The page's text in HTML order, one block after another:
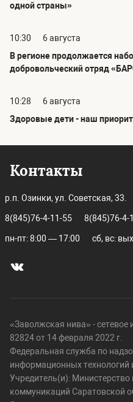
одной страны»
10:30
6 августа
В регионе продолжается
добровольческий отряд
10:28
6 августа
Здоровые дети - наш
Контакты
р.п. Озинки, ул. Советская, 33.
8(845)76-4-11-55 8(845)76-4-
пн-пт: 8:00 — 17:00 сб, вс:
«Заволжская нива» -
82824 от 14 февраля 2022 г.
Федеральная служба по
информационных
Учредитель(и):
коммуникаций Саратовской